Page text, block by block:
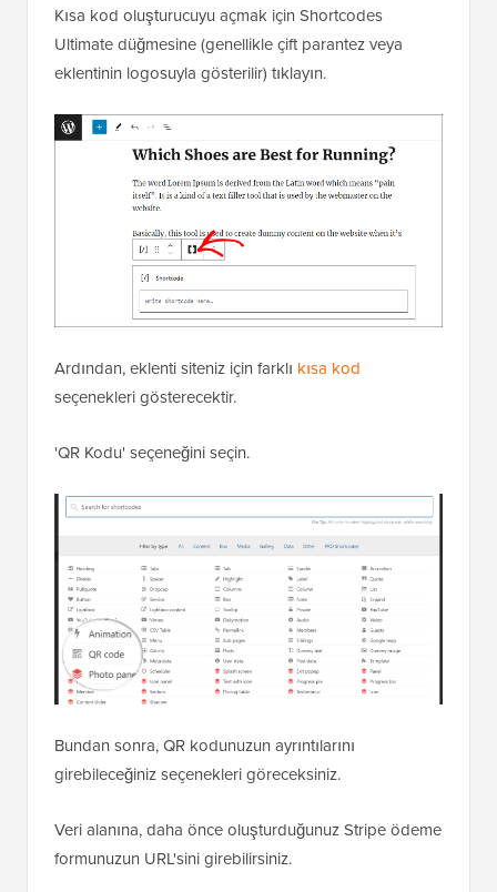
Kısa kod oluşturucuyu açmak için Shortcodes
Ultimate düğmesine (genellikle çift parantez veya
eklentinin logosuyla gösterilir) tıklayın.
Ardından, eklenti siteniz için farklı kısa kod
seçenekleri gösterecektir.
'QR Kodu' seçeneğini seçin.
Bundan sonra, QR kodunuzun ayrıntılarını
girebileceğiniz seçenekleri göreceksiniz.
Veri alanına, daha önce oluşturduğunuz Stripe ödeme
formunuzun URL'sini girebilirsiniz.